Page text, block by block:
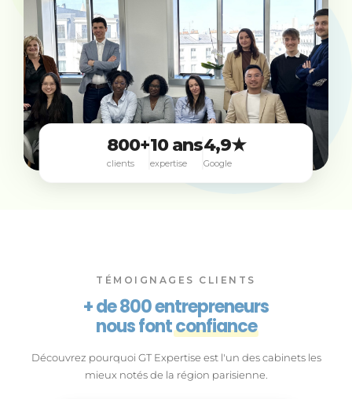
800+
clients
10 ans
expertise
4,9★
Google
TÉMOIGNAGES CLIENTS
+ de 800 entrepreneurs
nous fontconfiance
Découvrez pourquoi GT Expertise est l'un des cabinets les
mieux notés de la région parisienne.